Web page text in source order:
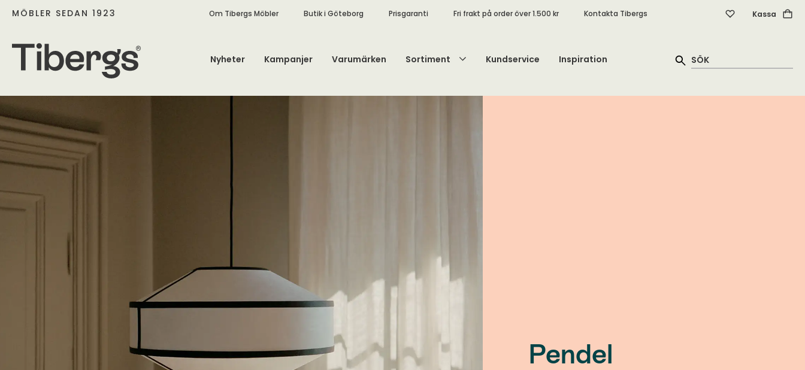
MÖBLER SEDAN 1923 Om Tibergs Möbler Butik i Göteborg Prisgaranti Fri frakt på order över 1.500 kr Kontakta Tibergs Kassa
Nyheter Kampanjer Varumärken Sortiment Kundservice Inspiration
Pendel